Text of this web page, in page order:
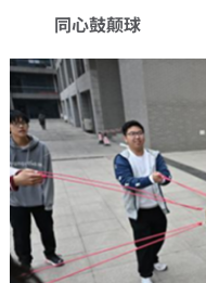
同心鼓颠球